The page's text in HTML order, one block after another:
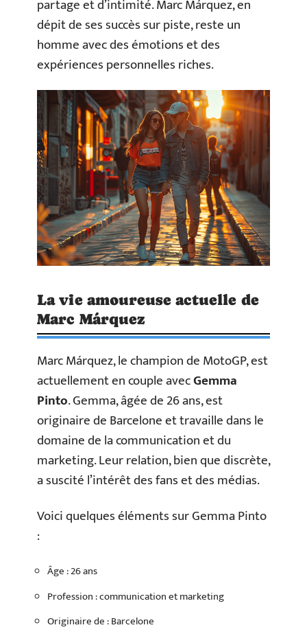
partage et d’intimité. Marc Márquez, en
dépit de ses succès sur piste, reste un
homme avec des émotions et des
expériences personnelles riches.
La vie amoureuse actuelle de
Marc Márquez
Marc Márquez, le champion de MotoGP, est
actuellement en couple avecGemma
Pinto. Gemma, âgée de 26 ans, est
originaire de Barcelone et travaille dans le
domaine de la communication et du
marketing. Leur relation, bien que discrète,
a suscité l’intérêt des fans et des médias.
Voici quelques éléments sur Gemma Pinto
:
Âge : 26 ans
Profession : communication et marketing
Originaire de : Barcelone